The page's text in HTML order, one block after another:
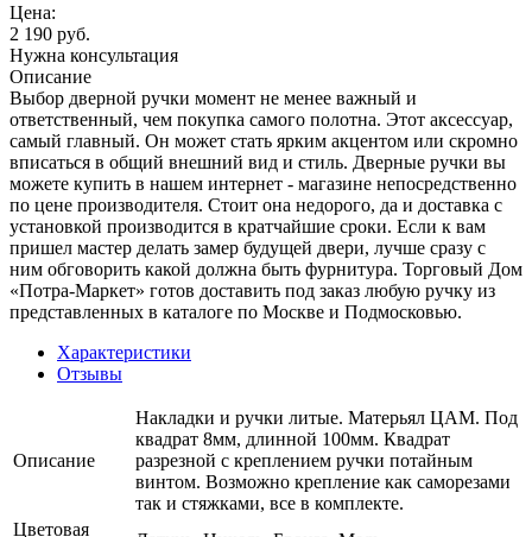
Цена:
2 190 руб.
Нужна консультация
Описание
Выбор дверной ручки момент не менее важный и
ответственный, чем покупка самого полотна. Этот аксессуар,
самый главный. Он может стать ярким акцентом или скромно
вписаться в общий внешний вид и стиль. Дверные ручки вы
можете купить в нашем интернет - магазине непосредственно
по цене производителя. Стоит она недорого, да и доставка с
установкой производится в кратчайшие сроки. Если к вам
пришел мастер делать замер будущей двери, лучше сразу с
ним обговорить какой должна быть фурнитура. Торговый Дом
«Потра-Маркет» готов доставить под заказ любую ручку из
представленных в каталоге по Москве и Подмосковью.
Характеристики
Отзывы
Описание
Накладки и ручки литые. Матерьял ЦАМ. Под
квадрат 8мм, длинной 100мм. Квадрат
разрезной с креплением ручки потайным
винтом. Возможно крепление как саморезами
так и стяжками, все в комплекте.
Цветовая